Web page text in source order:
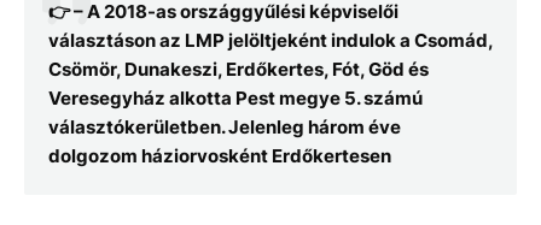
👉 – A 2018-as országgyűlési képviselői
választáson az LMP jelöltjeként indulok a Csomád,
Csömör, Dunakeszi, Erdőkertes, Fót, Göd és
Veresegyház alkotta Pest megye 5. számú
választókerületben. Jelenleg három éve
dolgozom háziorvosként Erdőkertesen